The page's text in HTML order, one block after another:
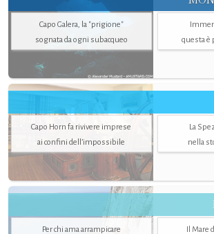
Capo Galera, la "prigione"
sognata da ogni subacqueo
questa è
Capo Horn fa rivivere imprese
ai confini dell’impossibile
La
nella
Per chi ama arrampicare
Il Mare